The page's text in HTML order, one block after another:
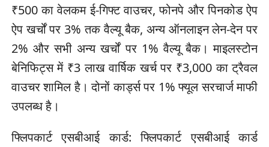
₹500 का वेलकम ई-गिफ्ट वाउचर, फोनपे और पिनकोड ऐप
ऐप खर्चों पर 3% तक वैल्यू बैक, अन्य ऑनलाइन लेन-देन पर
2% और सभी अन्य खर्चों पर 1% वैल्यू बैक। माइलस्टोन
बेनिफिट्स में ₹3 लाख वार्षिक खर्च पर ₹3,000 का ट्रैवल
वाउचर शामिल है। दोनों कार्ड्स पर 1% फ्यूल सरचार्ज माफी
उपलब्ध है।
फ्लिपकार्ट एसबीआई कार्ड: फ्लिपकार्ट एसबीआई कार्ड